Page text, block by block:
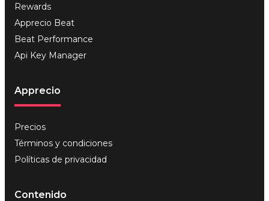
Rewards
Apprecio Beat
Beat Performance
Api Key Manager
Apprecio
Precios
Términos y condiciones
Políticas de privacidad
Contenido